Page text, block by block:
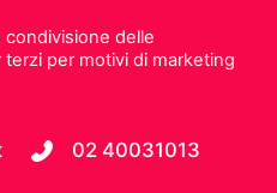
condivisione delle
per motivi di marketing
02 40031013